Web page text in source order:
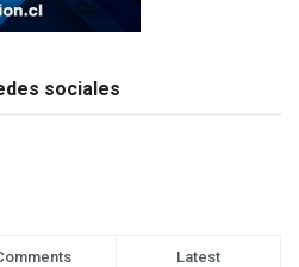
sociales
Latest